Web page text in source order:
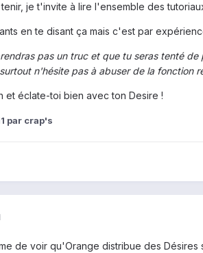
je t'invite à lire l'ensemble des
en te disant ça mais c'est par
pas un truc et que tu seras tenté
n'hésite pas à abuser de la fonction
et éclate-toi bien avec ton Desire !
par crap's
de voir qu'Orange distribue des